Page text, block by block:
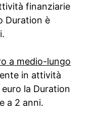
finanziarie
Duration è
a medio-lungo
in attività
la Duration
a 2 anni.